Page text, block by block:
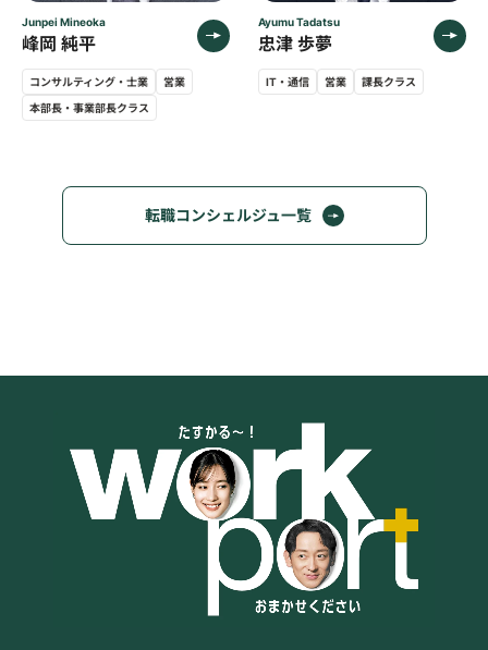
Junpei Mineoka
峰岡 純平
コンサルティング・士業
営業
本部長・事業部長クラス
Ayumu Tadatsu
忠津 歩夢
IT・通信 営業 課長クラス
転職コンシェルジュ一覧